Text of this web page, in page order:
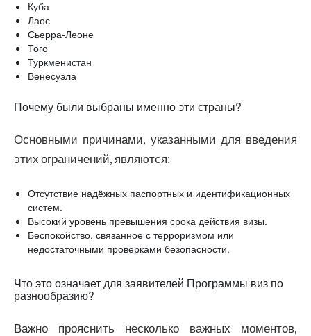
Куба
Лаос
Сьерра-Леоне
Того
Туркменистан
Венесуэла
Почему были выбраны именно эти страны?
Основными причинами, указанными для введения
этих ограничений, являются:
Отсутствие надёжных паспортных и идентификационных
систем.
Высокий уровень превышения срока действия визы.
Беспокойство, связанное с терроризмом или
недостаточными проверками безопасности.
Что это означает для заявителей Программы виз по
разнообразию?
Важно прояснить несколько важных моментов,